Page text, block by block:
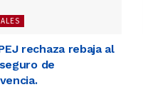
rechaza rebaja al
de